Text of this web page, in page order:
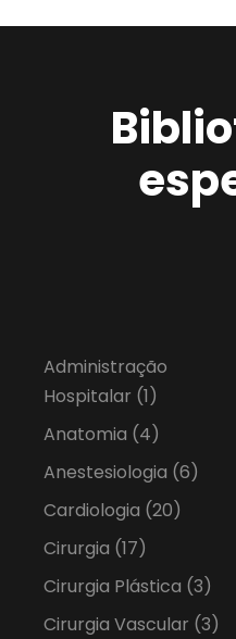
Administração
Hospitalar (1)
Anatomia (4)
Anestesiologia (6)
Cardiologia (20)
Cirurgia (17)
Cirurgia Plástica (3)
Cirurgia Vascular (3)